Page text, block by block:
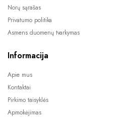
Norų sąrašas
Privatumo politika
Asmens duomenų tvarkymas
Informacija
Apie mus
Kontaktai
Pirkimo taisyklės
Apmokėjimas